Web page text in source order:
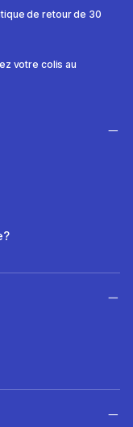
de retour de 30
votre colis au